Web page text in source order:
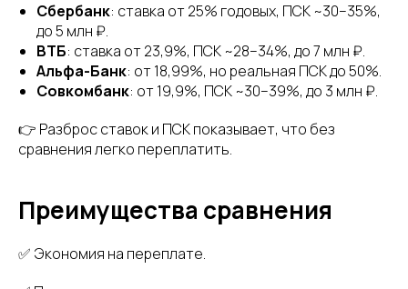
Сбербанк: ставка от 25% годовых, ПСК ~30–35%,
до 5 млн ₽.
ВТБ: ставка от 23,9%, ПСК ~28–34%, до 7 млн ₽.
Альфа-Банк: от 18,99%, но реальная ПСК до 50%.
Совкомбанк: от 19,9%, ПСК ~30–39%, до 3 млн ₽.
👉 Разброс ставок и ПСК показывает, что без
сравнения легко переплатить.
Преимущества сравнения
✅ Экономия на переплате.